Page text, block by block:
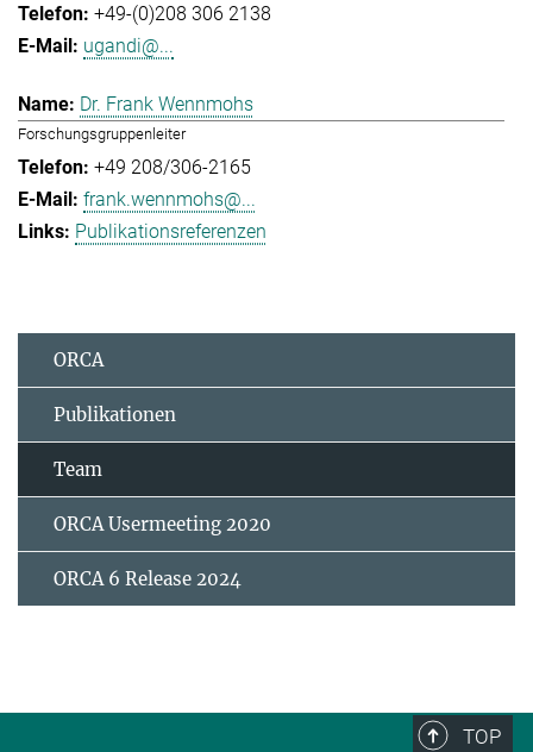
+49-(0)208 306 2138
ugandi@...
Dr. Frank Wennmohs
Forschungsgruppenleiter
+49 208/306-2165
frank.wennmohs@...
Publikationsreferenzen
ORCA
Publikationen
Team
ORCA Usermeeting 2020
ORCA 6 Release 2024
TOP